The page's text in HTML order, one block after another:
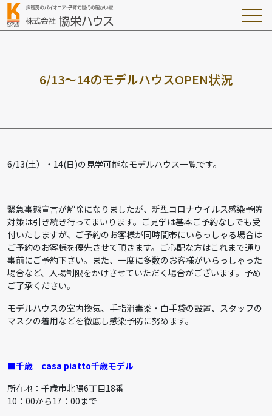
6/13～14のモデルハウスOPEN状況
6/13(土）・14(日)の見学可能なモデルハウス一覧です。
緊急事態宣言が解除になりましたが、新型コロナウイルス感染予防
対策は引き続き行ってまいります。ご見学は基本ご予約なしでも受
付いたしますが、ご予約のお客様が同時間帯にいらっしゃる場合は
ご予約のお客様を優先させて頂きます。ご心配な方はこれまで通り
事前にご予約下さい。また、一度に多数のお客様がいらっしゃった
場合など、入場制限をかけさせていただく場合がございます。予め
ご了承ください。
モデルハウスの室内換気、手指消毒薬・白手袋の設置、スタッフの
マスクの着用などを徹底し感染予防に努めます。
■千歳 casa piatto千歳モデル
所在地：千歳市北陽6丁目18番
10：00から17：00まで